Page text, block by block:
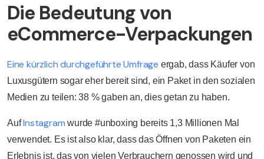
Die Bedeutung von
eCommerce-Verpackungen
Eine kürzlich durchgeführte Umfrage ergab, dass Käufer von
Luxusgütern sogar eher bereit sind, ein Paket in den sozialen
Medien zu teilen: 38 % gaben an, dies getan zu haben.
AufInstagram wurde #unboxing bereits 1,3 Millionen Mal
verwendet. Es ist also klar, dass das Öffnen von Paketen ein
Erlebnis ist, das von vielen Verbrauchern genossen wird und